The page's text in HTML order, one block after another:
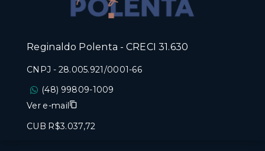
Reginaldo Polenta - CRECI 31.630
CNPJ - 28.005.921/0001-66
(48) 99809-1009
Ver e-mail
CUB R$3.037,72